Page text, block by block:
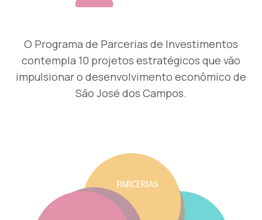
O Programa de Parcerias de Investimentos
contempla 10 projetos estratégicos que vão
impulsionar o desenvolvimento econômico de
São José dos Campos.